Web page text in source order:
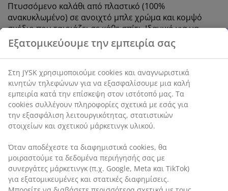
Πτυσσόμενο καλάθι από πλαστικό (100%
ανακυκλωμένο) σε ανοιχτό μπλε χρώμα και κομψό
σχέδιο που ταιριάζει σε κάθε σπίτι. Ιδανικό για να
αποθηκεύετε οτιδήποτε από γραφική ύλη και είδη
χόμπι μέχρι αξεσουάρ και μικρά είδη στο μπάνιο. Το
καλάθι είναι στοιβάζομενο, προσφέροντας μια έξυπνη
λύση που θα σας εξοικονομήσει χώρο. Π25 x Μ34 x Υ15
cm
SKU: 4912045
Χαρακτηριστικά προϊόντος